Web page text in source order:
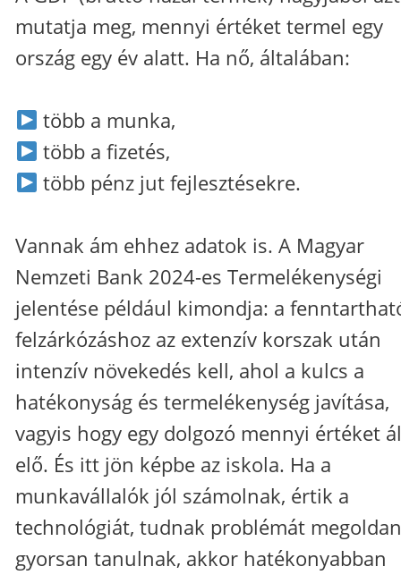
mutatja meg, mennyi értéket termel egy
ország egy év alatt. Ha nő, általában:
több a munka,
több a fizetés,
több pénz jut fejlesztésekre.
Vannak ám ehhez adatok is. A Magyar
Nemzeti Bank 2024-es Termelékenységi
jelentése például kimondja: a
felzárkózáshoz az extenzív korszak után
intenzív növekedés kell, ahol a kulcs a
hatékonyság és termelékenység javítása,
vagyis hogy egy dolgozó mennyi értéket
elő. És itt jön képbe az iskola. Ha a
munkavállalók jól számolnak, értik a
technológiát, tudnak problémát
gyorsan tanulnak, akkor hatékonyabban